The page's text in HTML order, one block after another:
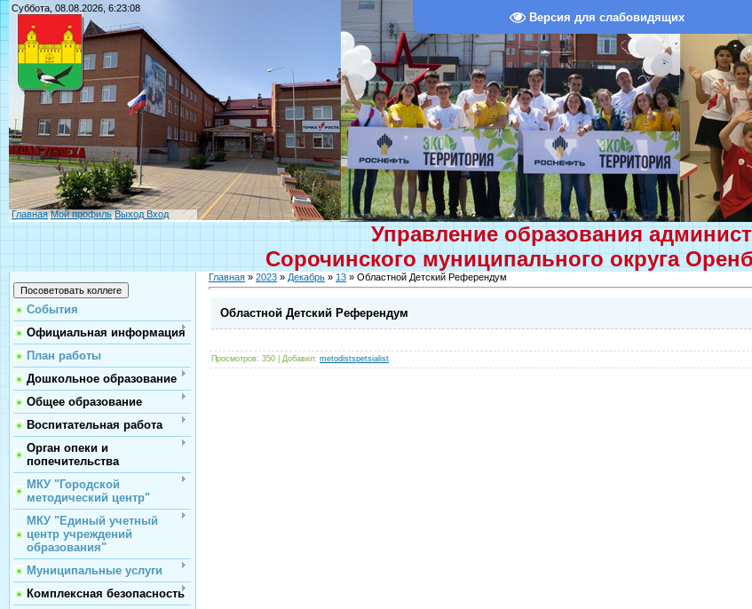
Версия для слабовидящих
Суббота, 08.08.2026, 6:23:08
Главная Мой профиль Выход Вход
Управление образования
Сорочинского муниципального округа
События
Официальная информация
План работы
Дошкольное образование
Общее образование
Воспитательная работа
Орган опеки и
попечительства
МКУ "Городской
методический центр"
МКУ "Единый учетный
центр учреждений
образования"
Муниципальные услуги
Комплексная безопасность
Главная » 2023 » Декабрь » 13 » Областной Детский Референдум
Областной Детский Референдум
Просмотров: 350 | Добавил: metodistspetsialist